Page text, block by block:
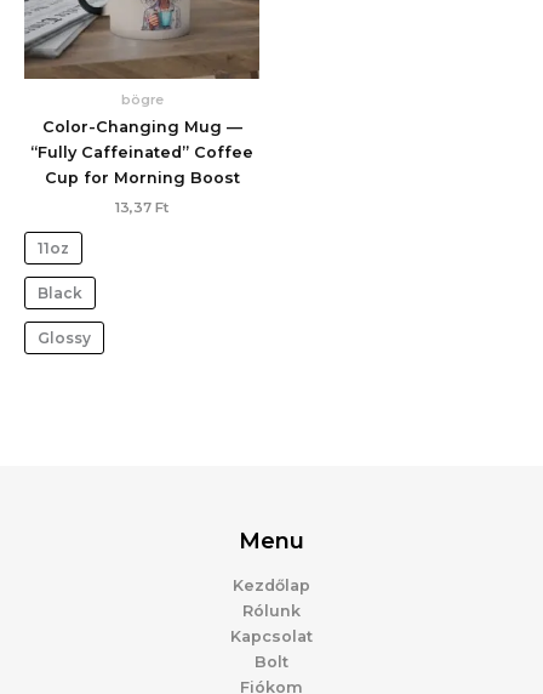
bögre
Color-Changing Mug —
“Fully Caffeinated” Coffee
Cup for Morning Boost
13,37 Ft
11oz
Black
Glossy
Menu
Kezdőlap
Rólunk
Kapcsolat
Bolt
Fiókom